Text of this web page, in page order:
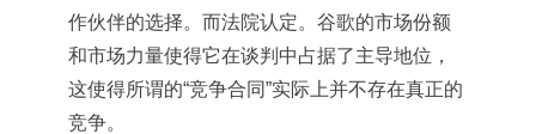
作伙伴的选择。而法院认定。谷歌的市场份额
和市场力量使得它在谈判中占据了主导地位，
这使得所谓的“竞争合同”实际上并不存在真正的
竞争。